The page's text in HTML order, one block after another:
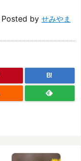
Posted by せみやま
B!